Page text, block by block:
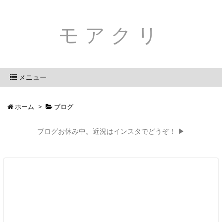
モアクリ
メニュー
ホーム > ブログ
ブログお休み中。近況はインスタでどうぞ！ ▶